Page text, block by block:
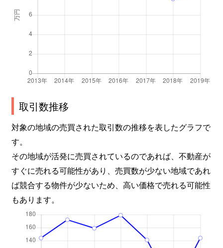
取引数推移
対象の地域の売買された取引数の推移を表したグラフで
す。
その地域が活発に売買されているのであれば、不動産が
すぐに売れる可能性があり、売買数が少ない地域であれ
ば競合する物件が少ないため、高い価格で売れる可能性
もあります。